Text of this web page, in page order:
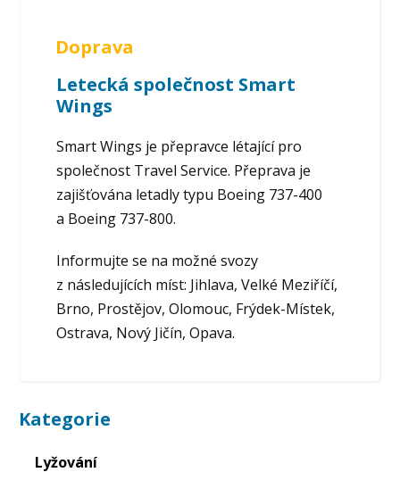
Doprava
Letecká společnost Smart
Wings
Smart Wings je přepravce létající pro
společnost Travel Service. Přeprava je
zajišťována letadly typu Boeing 737-400
a Boeing 737-800.
Informujte se na možné svozy
z následujících míst: Jihlava, Velké Meziříčí,
Brno, Prostějov, Olomouc, Frýdek-Místek,
Ostrava, Nový Jičín, Opava.
Kategorie
Lyžování